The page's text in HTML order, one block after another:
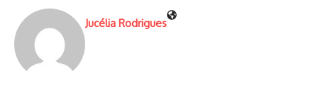
Jucélia Rodrigues